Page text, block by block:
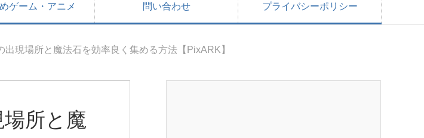
ゲーム・アニメ 問い合わせ プライバシーポリシー
出現場所と魔法石を効率良く集める方法【PixARK】
所と魔